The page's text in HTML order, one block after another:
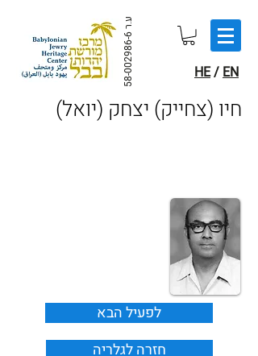
ע.ר
58-002986-6 HE/ EN
(חיו (צחייק) יצחק (יואל
לפעיל הבא
חזרה לגלריה